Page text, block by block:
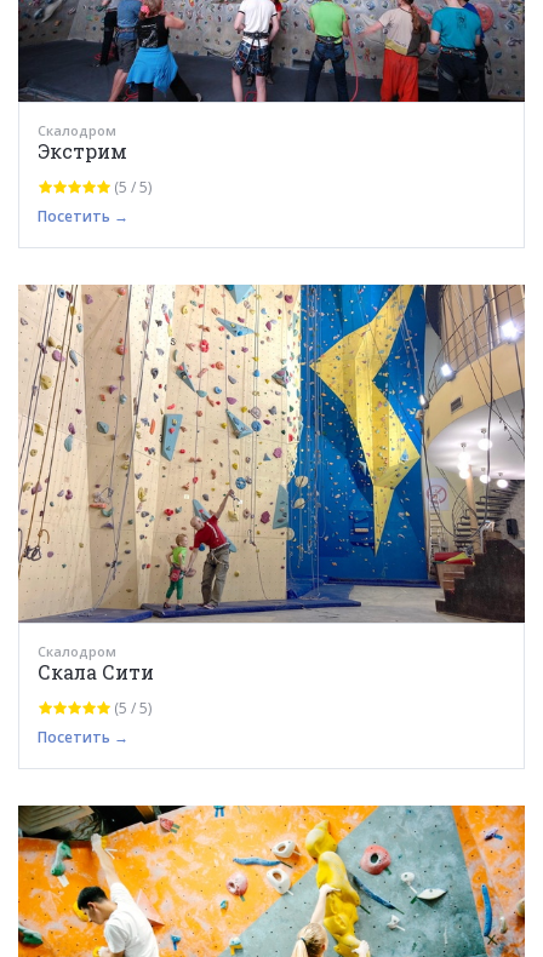
Скалодром
Экстрим
(5 / 5)
Посетить →
Скалодром
Скала Сити
(5 / 5)
Посетить →